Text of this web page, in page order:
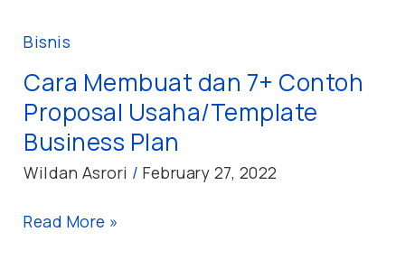
Bisnis
Cara Membuat dan 7+ Contoh
Proposal Usaha/Template
Business Plan
Wildan Asrori /February 27, 2022
Read More »